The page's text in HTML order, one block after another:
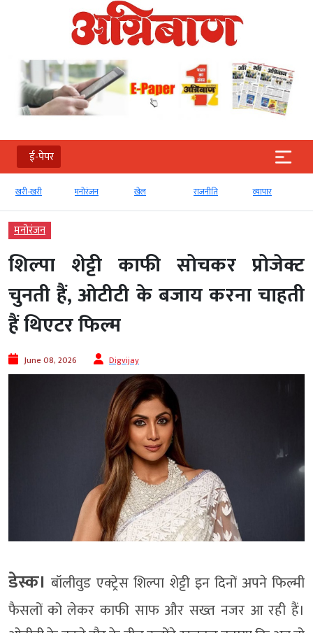
ई-पेपर
खरी-खरी मनोरंजन खेल राजनीति व्‍यापार
मनोरंजन
शिल्पा शेट्टी काफी सोचकर प्रोजेक्ट
चुनती हैं, ओटीटी के बजाय करना चाहती
हैं थिएटर फिल्म
June 08, 2026 Digvijay
डेस्क। बॉलीवुड एक्ट्रेस शिल्पा शेट्टी इन दिनों अपने फिल्मी
फैसलों को लेकर काफी साफ और सख्त नजर आ रही हैं।